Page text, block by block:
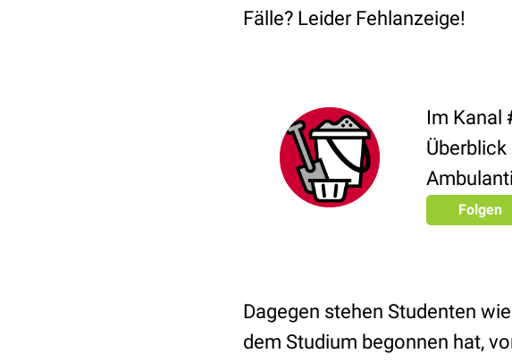
Fälle? Leider Fehlanzeige!
Im Kanal
Folgen
Dagegen stehen Studenten
dem Studium begonnen hat,